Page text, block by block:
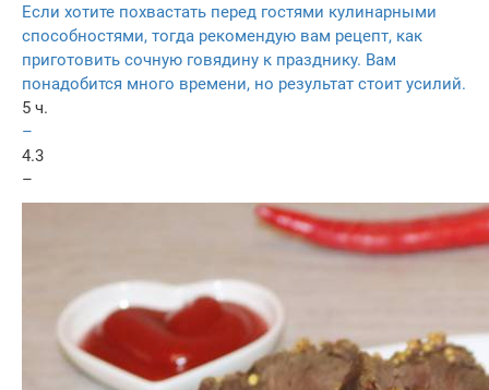
Если хотите похвастать перед гостями кулинарными
способностями, тогда рекомендую вам рецепт, как
приготовить сочную говядину к празднику. Вам
понадобится много времени, но результат стоит усилий.
5 ч.
–
4.3
–